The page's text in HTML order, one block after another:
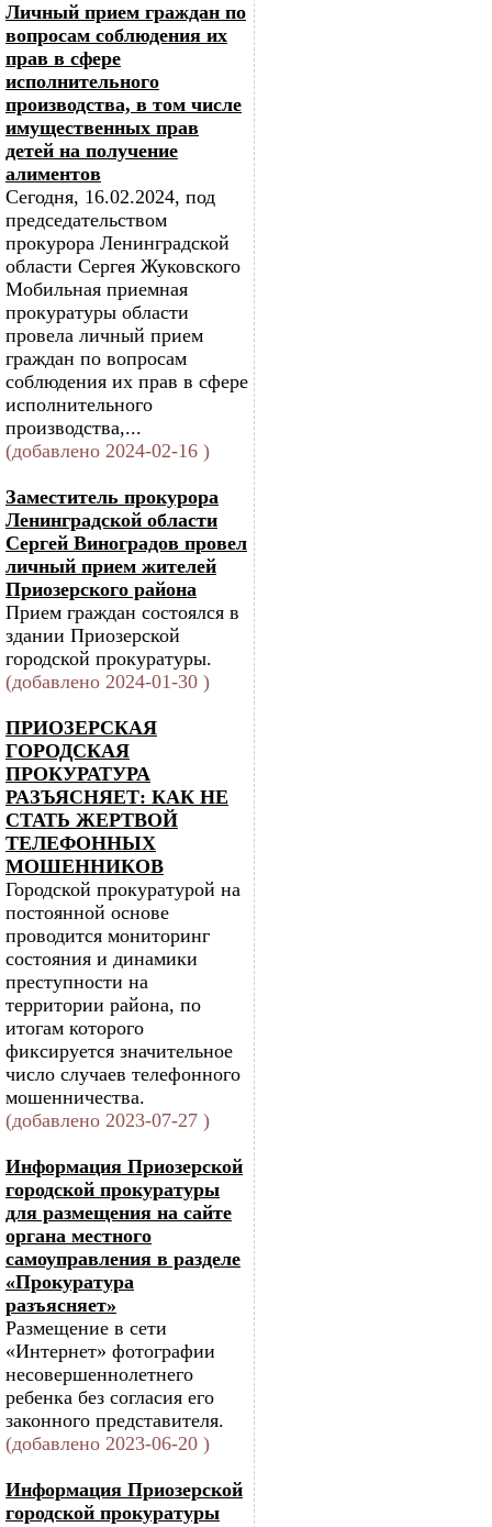
Личный прием граждан по
вопросам соблюдения их
прав в сфере
исполнительного
производства, в том числе
имущественных прав
детей на получение
алиментов
Сегодня, 16.02.2024, под
председательством
прокурора Ленинградской
области Сергея Жуковского
Мобильная приемная
прокуратуры области
провела личный прием
граждан по вопросам
соблюдения их прав в сфере
исполнительного
производства,...
(добавлено 2024-02-16 )
Заместитель прокурора
Ленинградской области
Сергей Виноградов провел
личный прием жителей
Приозерского района
Прием граждан состоялся в
здании Приозерской
городской прокуратуры.
(добавлено 2024-01-30 )
ПРИОЗЕРСКАЯ
ГОРОДСКАЯ
ПРОКУРАТУРА
РАЗЪЯСНЯЕТ: КАК НЕ
СТАТЬ ЖЕРТВОЙ
ТЕЛЕФОННЫХ
МОШЕННИКОВ
Городской прокуратурой на
постоянной основе
проводится мониторинг
состояния и динамики
преступности на
территории района, по
итогам которого
фиксируется значительное
число случаев телефонного
мошенничества.
(добавлено 2023-07-27 )
Информация Приозерской
городской прокуратуры
для размещения на сайте
органа местного
самоуправления в разделе
«Прокуратура
разъясняет»
Размещение в сети
«Интернет» фотографии
несовершеннолетнего
ребенка без согласия его
законного представителя.
(добавлено 2023-06-20 )
Информация Приозерской
городской прокуратуры